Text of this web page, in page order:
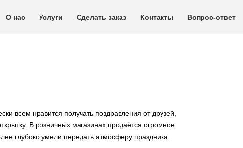
О нас Услуги Сделать заказ Контакты Вопрос-ответ
всем нравится получать поздравления от друзей,
В розничных магазинах продаётся огромное
глубоко умели передать атмосферу праздника.